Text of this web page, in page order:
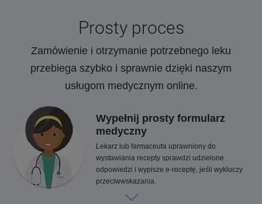
Prosty proces
Zamówienie i otrzymanie potrzebnego leku
przebiega szybko i sprawnie dzięki naszym
usługom medycznym online.
Wypełnij prosty formularz
medyczny
Lekarz lub farmaceuta uprawniony do
wystawiania recepty sprawdzi udzielone
odpowiedzi i wypisze e-receptę, jeśli wykluczy
przeciwwskazania.